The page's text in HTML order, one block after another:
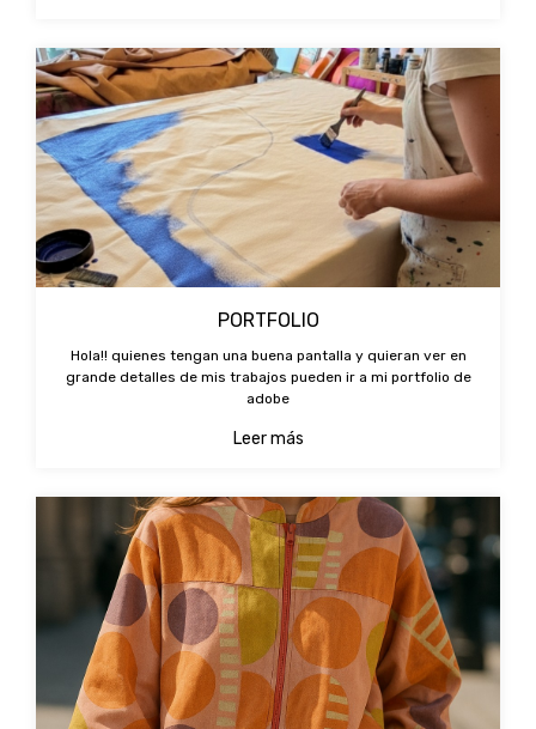
PORTFOLIO
Hola!! quienes tengan una buena pantalla y quieran ver en
grande detalles de mis trabajos pueden ir a mi portfolio de
adobe
Leer más